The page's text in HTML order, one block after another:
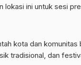
lokasi ini untuk sesi
kota dan
tradisional, dan